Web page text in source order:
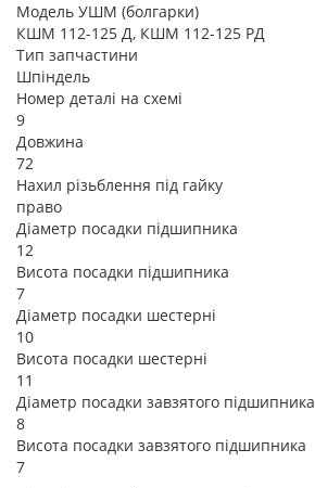
Модель УШМ (болгарки)
КШМ 112-125 Д, КШМ 112-125 РД
Тип запчастини
Шпіндель
Номер деталі на схемі
9
Довжина
72
Нахил різьблення під гайку
право
Діаметр посадки підшипника
12
Висота посадки підшипника
7
Діаметр посадки шестерні
10
Висота посадки шестерні
11
Діаметр посадки завзятого підшипника
8
Висота посадки завзятого підшипника
7